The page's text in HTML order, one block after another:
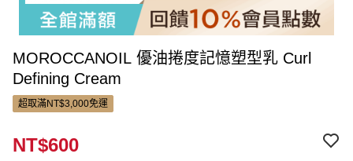
MOROCCANOIL 優油捲度記憶塑型乳 Curl
Defining Cream
超取滿NT$3,000免運
NT$600